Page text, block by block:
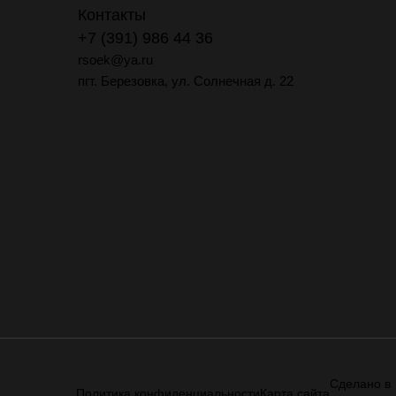
Контакты
+7 (391) 986 44 36
rsoek@ya.ru
пгт. Березовка, ул. Солнечная д. 22
Сделано в